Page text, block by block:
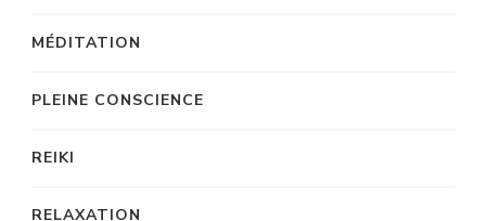
MÉDITATION
PLEINE CONSCIENCE
REIKI
RELAXATION